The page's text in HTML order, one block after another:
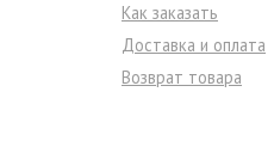
Как заказать
Доставка и оплата
Возврат товара